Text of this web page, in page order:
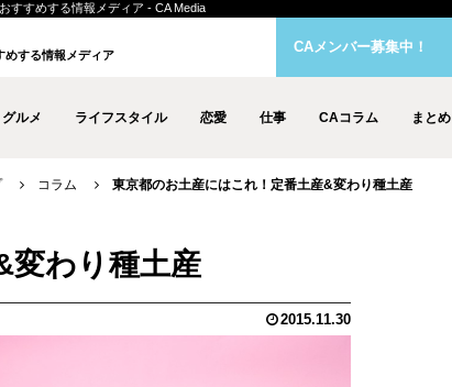
すすめする情報メディア - CA Media
めする情報メディア
グルメ ライフスタイル 恋愛 仕事 CAコラム まとめ
CAメンバー募集中！
コラム 東京都のお土産にはこれ！定番土産&変わり種土産
変わり種土産
2015.11.30